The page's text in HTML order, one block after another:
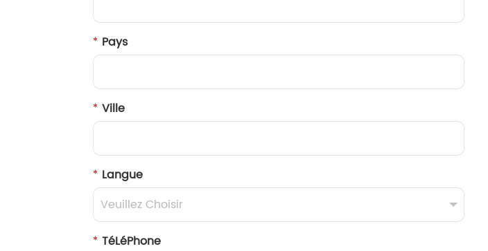
Pays
Ville
Langue
TéLéPhone